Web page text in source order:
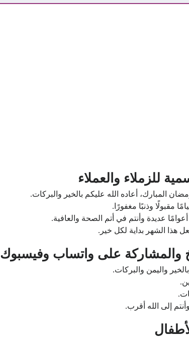
المبارك، أعاده الله عليكم بالخير والبركات.
مقبولًا وذنبًا مغفورًا.
عديدة وأنتم في أتم الصحة والعافية.
هذا الشهر بداية لكل خير.
والمشاركة على واتساب وفيسبوك
واليمن والبركات.
إلى الله أقرب.